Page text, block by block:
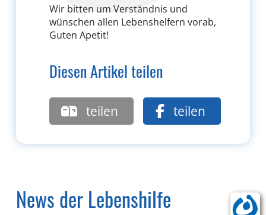
Wir bitten um Verständnis und
wünschen allen Lebenshelfern vorab,
Guten Apetit!
Diesen Artikel teilen
teilen teilen
News der Lebenshilfe